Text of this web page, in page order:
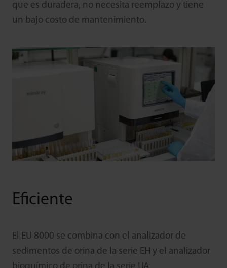
que es duradera, no necesita reemplazo y tiene
un bajo costo de mantenimiento.
Eficiente
El EU 8000 se combina con el analizador de
sedimentos de orina de la serie EH y el analizador